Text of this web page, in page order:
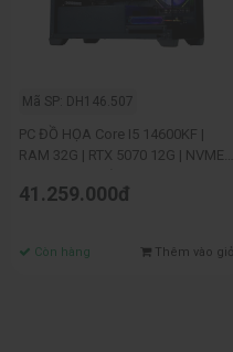
Mã SP: DH146.507
PC ĐỒ HỌA Core I5 14600KF |
RAM 32G | RTX 5070 12G | NVME
41.259.000đ
Còn hàng Thêm vào giỏ